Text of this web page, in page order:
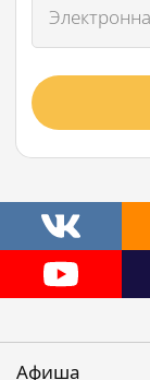
Афиша